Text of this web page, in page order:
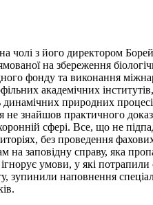
чолі з його директором
на збереження
фонду та виконання
академічних інститутів,
природних
не знайшов практичного
сфері. Все, що не
без проведення
на заповідну справу, яка
умови, у які потрапили
зупинили наповнення